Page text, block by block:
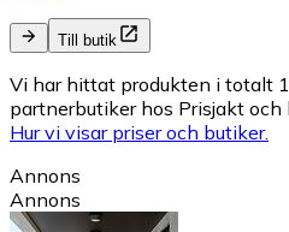
Till butik
Vi har hittat produkten i totalt
partnerbutiker hos Prisjakt
Hur vi visar priser och butiker.
Annons
Annons